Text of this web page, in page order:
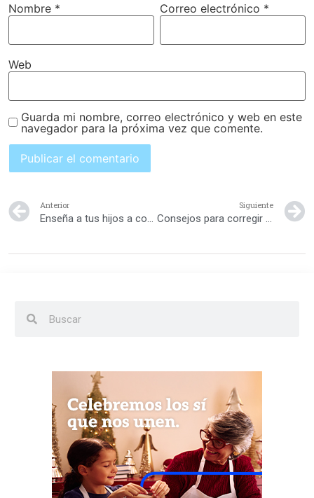
Nombre * Correo electrónico *
Web
Guarda mi nombre, correo electrónico y web en este
navegador para la próxima vez que comente.
Anterior
Enseña a tus hijos a contribuir desde temprana edad
Siguiente
Consejos para corregir los malos hábitos en tu hijo